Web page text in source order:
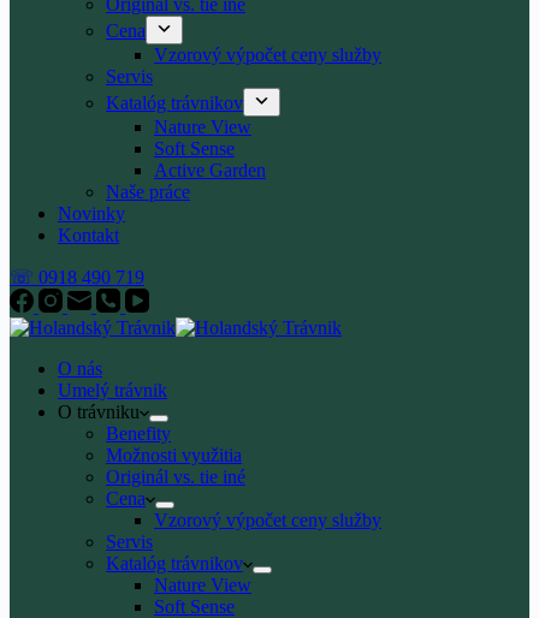
Originál vs. tie iné
Cena
Vzorový výpočet ceny služby
Servis
Katalóg trávnikov
Nature View
Soft Sense
Active Garden
Naše práce
Novinky
Kontakt
☏ 0918 490 719
O nás
Umelý trávnik
O trávniku
Benefity
Možnosti využitia
Originál vs. tie iné
Cena
Vzorový výpočet ceny služby
Servis
Katalóg trávnikov
Nature View
Soft Sense